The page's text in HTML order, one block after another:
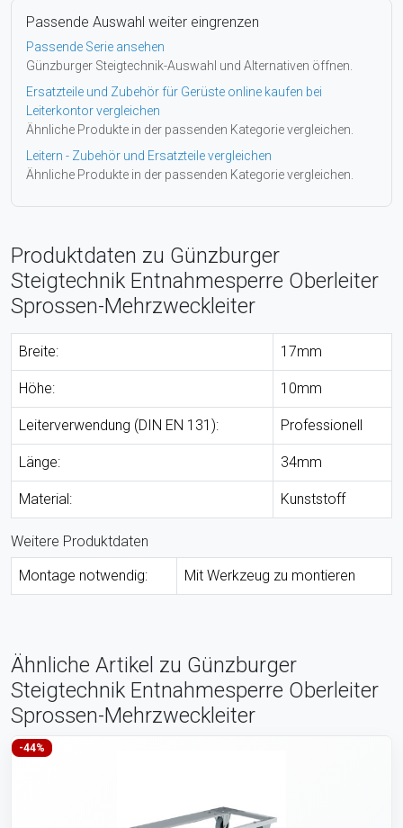
Passende Auswahl weiter eingrenzen
Passende Serie ansehen
Günzburger Steigtechnik-Auswahl und Alternativen öffnen.
Ersatzteile und Zubehör für Gerüste online kaufen bei
Leiterkontor vergleichen
Ähnliche Produkte in der passenden Kategorie vergleichen.
Leitern - Zubehör und Ersatzteile vergleichen
Ähnliche Produkte in der passenden Kategorie vergleichen.
Produktdaten zu Günzburger
Steigtechnik Entnahmesperre Oberleiter
Sprossen-Mehrzweckleiter
Breite: 17mm
Höhe: 10mm
Leiterverwendung (DIN EN 131): Professionell
Länge: 34mm
Material: Kunststoff
Weitere Produktdaten
Montage notwendig:
Mit Werkzeug zu montieren
Ähnliche Artikel zu Günzburger
Steigtechnik Entnahmesperre Oberleiter
Sprossen-Mehrzweckleiter
-44%